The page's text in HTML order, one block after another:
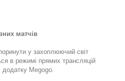
матчів
у захоплюючий світ
в режимі прямих трансляцій
додатку Megogo.